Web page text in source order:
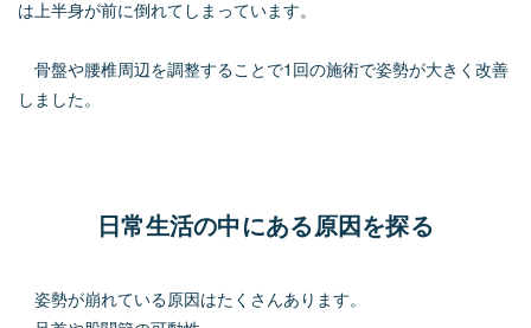
は上半身が前に倒れてしまっています。
骨盤や腰椎周辺を調整することで1回の施術で姿勢が大きく改善
しました。
日常生活の中にある原因を探る
姿勢が崩れている原因はたくさんあります。